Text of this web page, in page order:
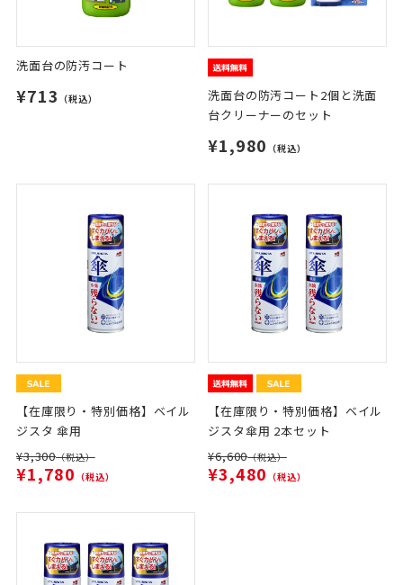
洗面台の防汚コート
¥713 （税込）
洗面台の防汚コート2個と洗面
台クリーナーのセット
¥1,980 （税込）
【在庫限り・特別価格】ベイル
ジスタ 傘用
¥3,300（税込）
¥1,780 （税込）
【在庫限り・特別価格】ベイル
ジスタ傘用 2本セット
¥6,600（税込）
¥3,480 （税込）